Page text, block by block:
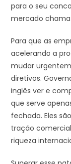
para o seu
mercado
Para que as
acelerando a
mudar
diretivos.
inglês ver e
que serve
fechada. Eles
tração
riqueza